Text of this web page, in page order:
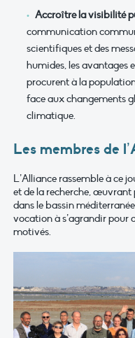
Accroître la visibilité
communication
scientifiques et des
humides, les avantages
procurent à la
face aux changements
climatique.
Les membres de
L’Alliance rassemble à ce
et de la recherche, œuvrant
dans le bassin
vocation à s’agrandir pour
motivés.